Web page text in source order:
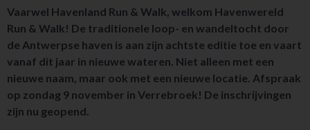
Vaarwel Havenland Run & Walk, welkom Havenwereld
Run & Walk! De traditionele loop- en wandeltocht door
de Antwerpse haven is aan zijn achtste editie toe en vaart
vanaf dit jaar in nieuwe wateren. Niet alleen met een
nieuwe naam, maar ook met een nieuwe locatie. Afspraak
op zondag 9 november in Verrebroek! De inschrijvingen
zijn nu geopend.